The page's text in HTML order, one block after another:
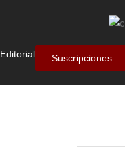
Editorial Suscripciones